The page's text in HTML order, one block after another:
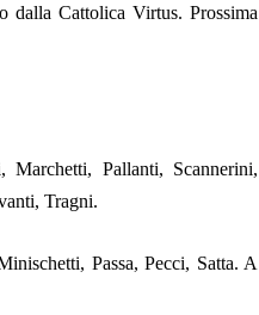
dalla Cattolica Virtus. Prossima
Pallanti, Scannerini,
Tragni.
Passa, Pecci, Satta. A